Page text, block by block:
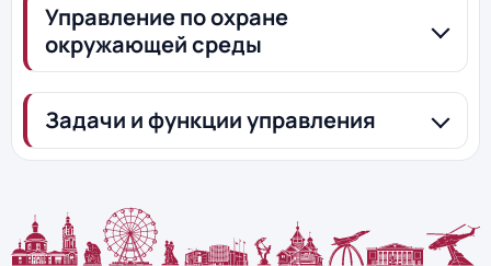
Управление по охране
окружающей среды
Задачи и функции управления